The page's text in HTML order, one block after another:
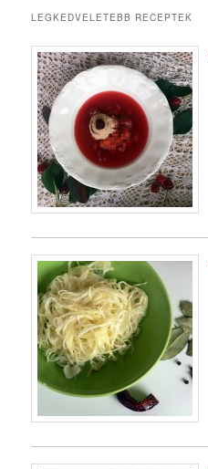
LEGKEDVELETEBB RECEPTEK